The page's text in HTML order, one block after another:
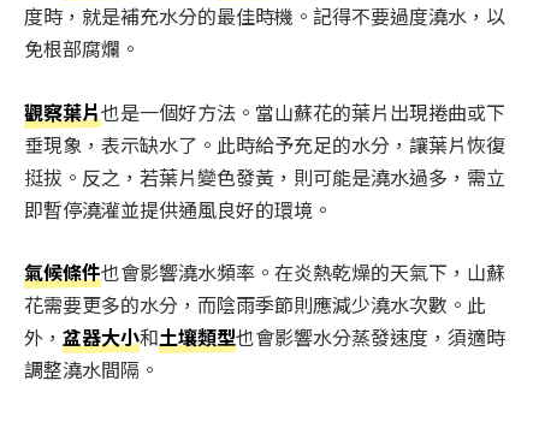
度時，就是補充水分的最佳時機。記得不要過度澆水，以
免根部腐爛。
觀察葉片也是一個好方法。當山蘇花的葉片出現捲曲或下
垂現象，表示缺水了。此時給予充足的水分，讓葉片恢復
挺拔。反之，若葉片變色發黃，則可能是澆水過多，需立
即暫停澆灌並提供通風良好的環境。
氣候條件也會影響澆水頻率。在炎熱乾燥的天氣下，山蘇
花需要更多的水分，而陰雨季節則應減少澆水次數。此
外， 盆器大小和土壤類型也會影響水分蒸發速度，須適時
調整澆水間隔。